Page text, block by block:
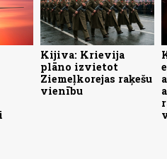
Kijiva: Krievija
plāno izvietot
Ziemeļkorejas raķešu
vienību